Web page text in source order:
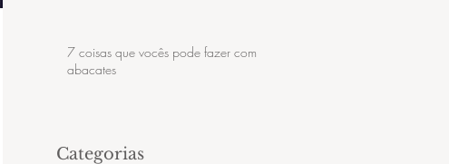
7 coisas que vocês pode fazer com
abacates
Categorias